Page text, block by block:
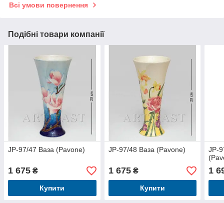
Всі умови повернення
Подібні товари компанії
JP-97/47 Ваза (Pavone)
1 675 ₴
Купити
JP-97/48 Ваза (Pavone)
1 675₴
Купити
JP-
1